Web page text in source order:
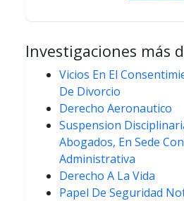
Investigaciones más
Vicios En El
De Divorcio
Derecho Aeronautico
Suspension
Abogados, En Sede
Administrativa
Derecho A La Vida
Papel De Seguridad